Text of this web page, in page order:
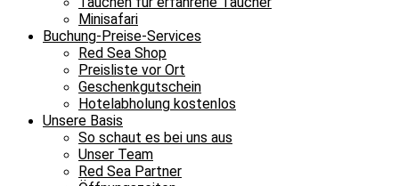
Minisafari
Buchung-Preise-Services
Red Sea Shop
Preisliste vor Ort
Geschenkgutschein
Hotelabholung kostenlos
Unsere Basis
So schaut es bei uns aus
Unser Team
Red Sea Partner